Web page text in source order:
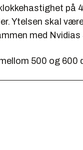
på
Ytelsen skal
med
500 og 600